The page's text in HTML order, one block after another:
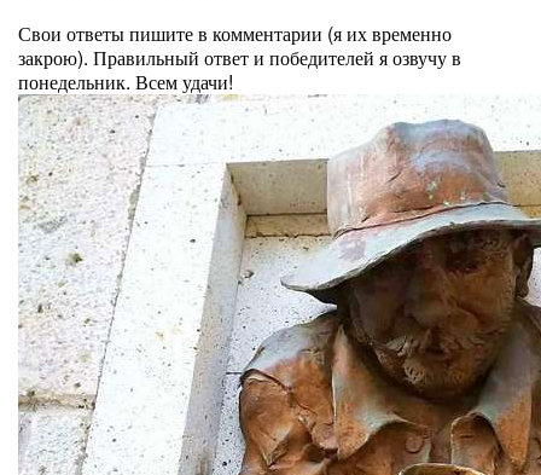
Свои ответы пишите в комментарии (я их временно
закрою). Правильный ответ и победителей я озвучу в
понедельник. Всем удачи!